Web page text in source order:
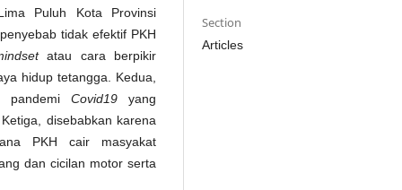
Puluh Kota Provinsi
tidak efektif PKH
atau cara berpikir
hidup tetangga. Kedua,
pandemi Covid19 yang
disebabkan karena
PKH cair masyakat
dan cicilan motor serta
Section
Articles